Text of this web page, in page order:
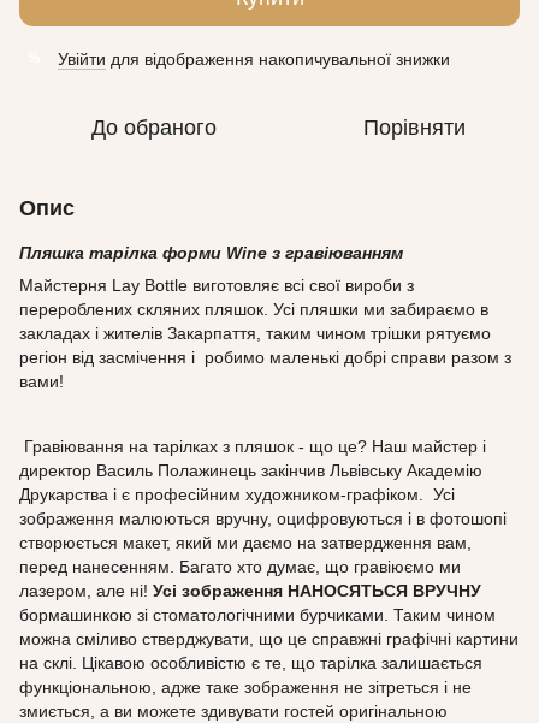
Увійти для відображення накопичувальної знижки
До обраного Порівняти
Опис
Пляшка тарілка форми Wine з гравіюванням
Майстерня Lay Bottle виготовляє всі свої вироби з
перероблених скляних пляшок. Усі пляшки ми забираємо в
закладах і жителів Закарпаття, таким чином трішки рятуємо
регіон від засмічення і робимо маленькі добрі справи разом з
вами!
Гравіювання на тарілках з пляшок - що це? Наш майстер і
директор Василь Полажинець закінчив Львівську Академію
Друкарства і є професійним художником-графіком. Усі
зображення малюються вручну, оцифровуються і в фотошопі
створюється макет, який ми даємо на затвердження вам,
перед нанесенням. Багато хто думає, що гравіюємо ми
лазером, але ні! Усі зображення НАНОСЯТЬСЯ ВРУЧНУ
бормашинкою зі стоматологічними бурчиками. Таким чином
можна сміливо стверджувати, що це справжні графічні картини
на склі. Цікавою особливістю є те, що тарілка залишається
функціональною, адже таке зображення не зітреться і не
змиється, а ви можете здивувати гостей оригінальною